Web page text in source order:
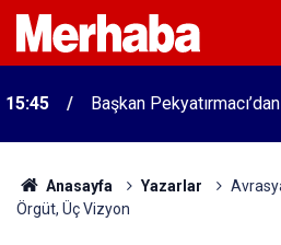
15:45 Başkan
Anasayfa Yazarlar
Örgüt, Üç Vizyon